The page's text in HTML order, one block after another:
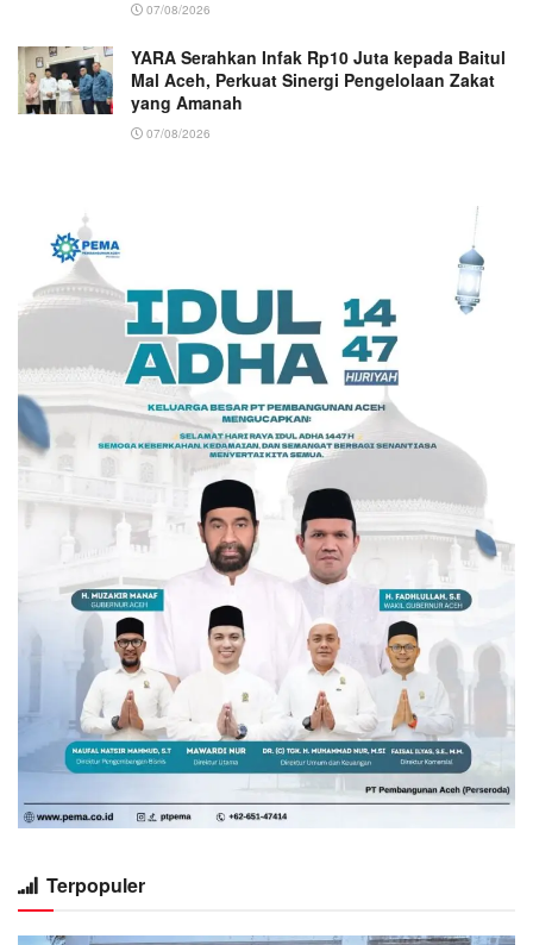
07/08/2026
YARA Serahkan Infak Rp10 Juta kepada Baitul
Mal Aceh, Perkuat Sinergi Pengelolaan Zakat
yang Amanah ‎
07/08/2026
Terpopuler